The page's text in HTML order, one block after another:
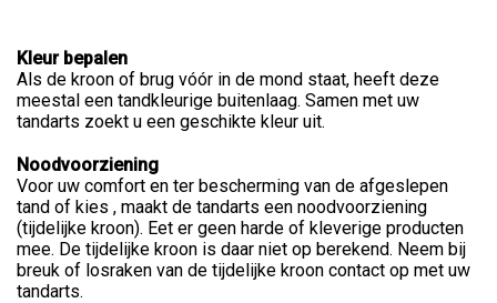
Kleur bepalen
Als de kroon of brug vóór in de mond staat, heeft deze
meestal een tandkleurige buitenlaag. Samen met uw
tandarts zoekt u een geschikte kleur uit.
Noodvoorziening
Voor uw comfort en ter bescherming van de afgeslepen
tand of kies , maakt de tandarts een noodvoorziening
(tijdelijke kroon). Eet er geen harde of kleverige producten
mee. De tijdelijke kroon is daar niet op berekend. Neem bij
breuk of losraken van de tijdelijke kroon contact op met uw
tandarts.